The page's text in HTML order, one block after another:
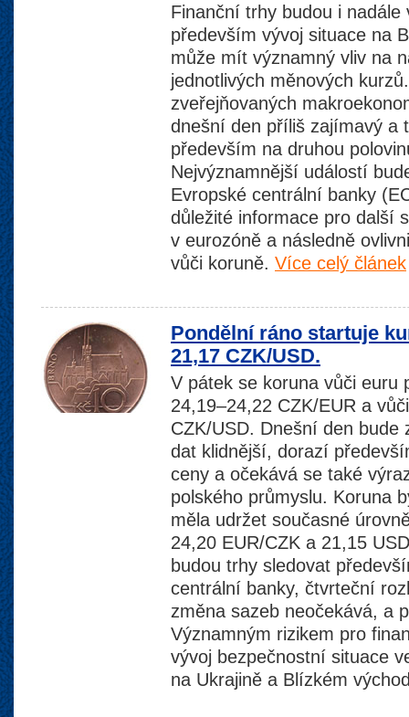
Finanční trhy budou i nadále
především vývoj situace na
může mít významný vliv na
jednotlivých měnových
zveřejňovaných
dnešní den příliš zajímavý a
především na druhou
Nejvýznamnější událostí
Evropské centrální banky
důležité informace pro další
v eurozóně a následně
vůči koruně. Více celý článek
Pondělní ráno startuje
21,17 CZK/USD.
V pátek se koruna vůči euru
24,19–24,22 CZK/EUR a
CZK/USD. Dnešní den bude
dat klidnější, dorazí
ceny a očekává se také
polského průmyslu. Koruna
měla udržet současné
24,20 EUR/CZK a 21,15
budou trhy sledovat
centrální banky, čtvrteční
změna sazeb neočekává, a
Významným rizikem pro
vývoj bezpečnostní situace
na Ukrajině a Blízkém